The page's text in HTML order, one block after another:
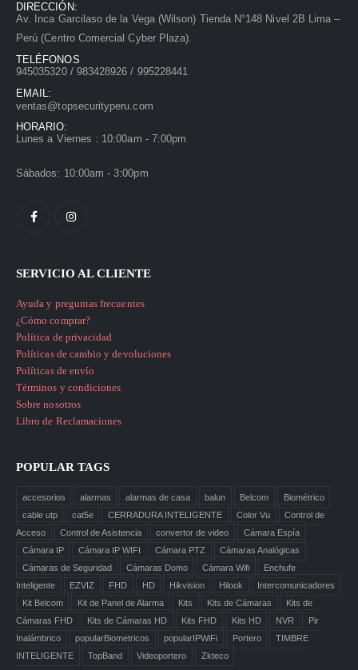
DIRECCIÓN:
Av. Inca Garcilaso de la Vega (Wilson) Tienda N°148 Nivel 2B Lima –
Perú (Centro Comercial Cyber Plaza).
TELÉFONOS
945035320 / 983428926 / 995228441
EMAIL:
ventas@topsecurityperu.com
HORARIO:
Lunes a Viernes : 10:00am - 7:00pm
Sábados: 10:00am - 3:00pm
SERVICIO AL CLIENTE
Ayuda y preguntas frecuentes
¿Cómo comprar?
Política de privacidad
Políticas de cambio y devoluciones
Políticas de envío
Términos y condiciones
Sobre nosotros
Libro de Reclamaciones
POPULAR TAGS
accesorios alarmas alarmas de casa balun Belcom
Biométrico
cable utp
cat5e CERRADURA INTELIGENTE Color Vu
Control de
Acceso
Control de Asistencia convertor de video
Cámara Espía
Cámara IP
Cámara IP WIFI Cámara PTZ
Cámaras Analógicas
Cámaras de Seguridad
Cámaras Domo Cámara Wifi
Enchufe
Inteligente
EZVIZ FHD HD Hikvision Hilook
Intercomunicadores
Kit Belcom
Kit de Panel de Alarma Kits Kits de Cámaras
Kits de
Cámaras FHD
Kits de Cámaras HD Kits FHD Kits HD NVR
Pir
Inalámbrico
popularBiometricos popularIPWiFi Portero
TIMBRE
INTELIGENTE
TopBand Videoportero Zkteco